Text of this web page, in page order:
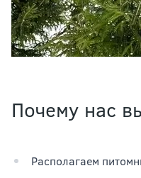
Почему нас
Располагаем